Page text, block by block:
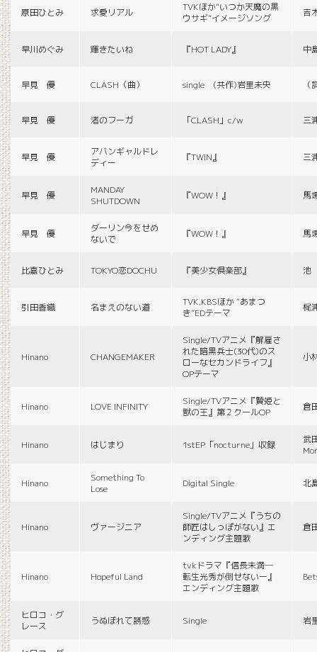
原田ひとみ 求愛リアル
TVKほか“いつか天魔の黒
ウサギ”イメージソング
吉
早川めぐみ 輝きたいね 『HOT LADY』 中
早見 優 CLASH（曲） single (共作)岩里未央
早見 優 渚のフーガ 「CLASH」c/w 三
早見 優
アバンギャルドレ
ディー
『TWIN』 三
早見 優
MANDAY
SHUTDOWN
『WOW！』 馬
早見 優
ダーリン今をせめ
ないで
『WOW！』 馬
比嘉ひとみ TOKYO恋DOCHU 『美少女倶楽部』 池
引田香織 名まえのない道
TVK,KBSほか “あまつ
き”EDテーマ
梶
Hinano CHANGEMAKER
Single/TVアニメ『解雇さ
れた暗黒兵士(30代)のス
ローなセカンドライフ』
OPテーマ
小
Hinano LOVE INFINITY
Single/TVアニメ『贄姫と
獣の王』第２クールOP
倉
Hinano はじまり 1stEP「nocturne」収録
武
Hinano
Something To
Lose
Digital Single 北
Hinano ヴァージニア
Single/TVアニメ『うちの
師匠はしっぽがない』エ
ンディング主題歌
倉
Hinano Hopeful Land
tvkドラマ『信長未満―
転生光秀が倒せないー』
エンディング主題歌
ヒロコ・グ
レース
うぬぼれて誘惑 Single 岩